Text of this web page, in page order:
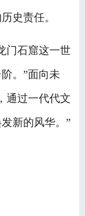
史责任。
石窟这一世
。”面向未
通过一代代文
新的风华。”